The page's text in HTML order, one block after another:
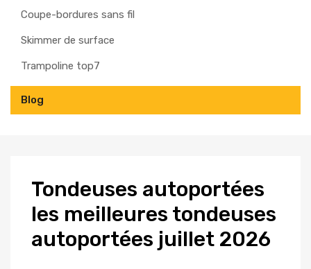
Coupe-bordures sans fil
Skimmer de surface
Trampoline top7
Blog
Tondeuses autoportées
les meilleures tondeuses
autoportées juillet 2026